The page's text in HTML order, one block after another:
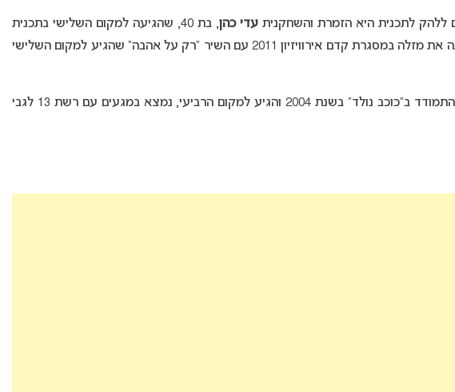
עדי כהן
, בת 40, שהגיעה למקום השלישי בתכנית
“כוכב נולד” ב- 2004. כהן גם ניסתה את מזלה במסגרת קדם אירוויזיון 2011 עם השיר “רק על אהבה” שהגיע למקום השלישי
, בן 38, זמר ושחקן שהתמודד ב”כוכב נולד” בשנת 2004 והגיע למקום הרביעי, נמצא במגעים עם רשת 13 לגבי